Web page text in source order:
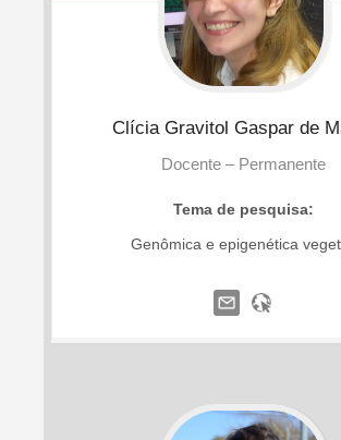
Clícia Gravitol Gaspar de
Docente – Permanente
Tema de pesquisa:
Genômica e epigenética